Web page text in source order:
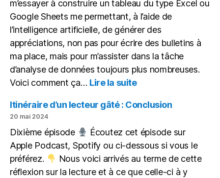
ePub
m’essayer à construire un tableau du type Excel ou
Google Sheets me permettant, à l’aide de
l’intelligence artificielle, de générer des
appréciations, non pas pour écrire des bulletins à
ma place, mais pour m’assister dans la tâche
d’analyse de données toujours plus nombreuses.
Voici comment ça… Lire la suite:
pour
pour
remplacer
Itinéraire d’un lecteur gâté : Conclusion
20 mai 2024
Dixième épisode
Écoutez cet épisode sur
Apple Podcast, Spotify ou ci-dessous si vous le
préférez.
Nous voici arrivés au terme de cette
réflexion sur la lecture et à ce que celle-ci à y